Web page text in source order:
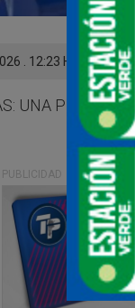
. 12:23 Hs.
UNA PRUEBA
PUBLICIDAD